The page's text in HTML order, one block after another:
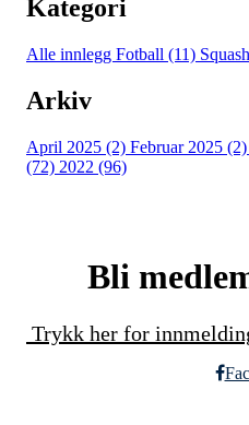
Kategori
Alle innlegg Fotball (11)
Arkiv
April 2025 (2) Februar 2025 (2)
(72) 2022 (96)
Bli
Trykk her for